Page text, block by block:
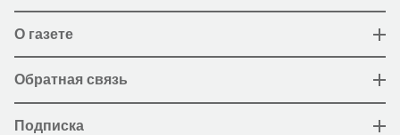
О газете
Обратная связь
Подписка